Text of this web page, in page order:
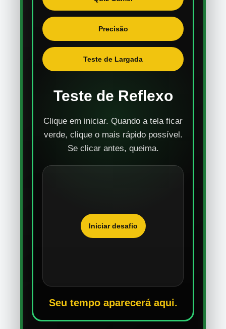
Precisão
Teste de Largada
Teste de Reflexo
Clique em iniciar. Quando a tela ficar
verde, clique o mais rápido possível.
Se clicar antes, queima.
Iniciar desafio
Seu tempo aparecerá aqui.